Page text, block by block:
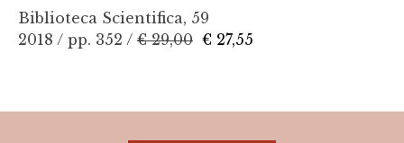
Biblioteca Scientifica, 59
2018 / pp. 352 / € 29,00 € 27,55